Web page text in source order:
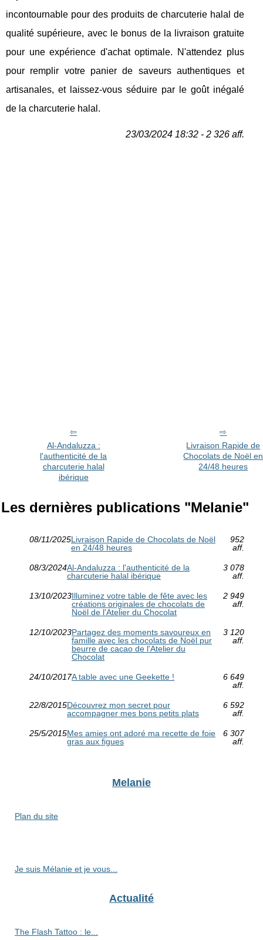
incontournable pour des produits de charcuterie halal de
qualité supérieure, avec le bonus de la livraison gratuite
pour une expérience d'achat optimale. N'attendez plus
pour remplir votre panier de saveurs authentiques et
artisanales, et laissez-vous séduire par le goût inégalé
de la charcuterie halal.
23/03/2024 18:32 - 2 326 aff.
Al-Andaluzza :
l'authenticité de la
charcuterie halal
ibérique
Livraison Rapide de
Chocolats de Noël en
24/48 heures
Les dernières publications "Melanie"
08/11/2025Livraison Rapide de Chocolats de Noël
en 24/48 heures
952
aff.
08/3/2024Al-Andaluzza : l'authenticité de la
charcuterie halal ibérique
3 078
aff.
13/10/2023Illuminez votre table de fête avec les
créations originales de chocolats de
Noël de l'Atelier du Chocolat
2 949
aff.
12/10/2023Partagez des moments savoureux en
famille avec les chocolats de Noël pur
beurre de cacao de l'Atelier du
Chocolat
3 120
aff.
24/10/2017A table avec une Geekette !
6 649
aff.
22/8/2015Découvrez mon secret pour
accompagner mes bons petits plats
6 592
aff.
25/5/2015Mes amies ont adoré ma recette de foie
gras aux figues
6 307
aff.
Melanie
Plan du site
Je suis Mélanie et je vous...
Actualité
The Flash Tattoo : le...